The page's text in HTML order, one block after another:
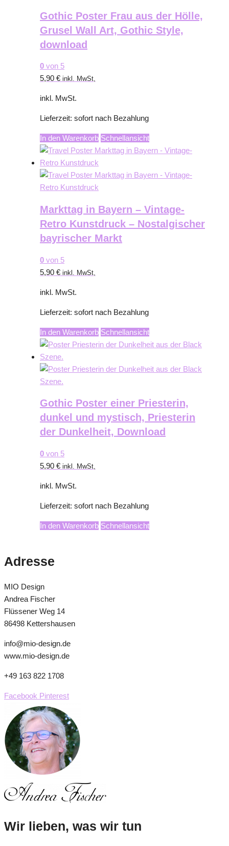
Gothic Poster Frau aus der Hölle,
Grusel Wall Art, Gothic Style,
download
0 von 5
5,90 € inkl. MwSt,
inkl. MwSt.
Lieferzeit: sofort nach Bezahlung
In den Warenkorb Schnellansicht
Markttag in Bayern – Vintage-
Retro Kunstdruck – Nostalgischer
bayrischer Markt
0 von 5
5,90 € inkl. MwSt,
inkl. MwSt.
Lieferzeit: sofort nach Bezahlung
In den Warenkorb Schnellansicht
Gothic Poster einer Priesterin,
dunkel und mystisch, Priesterin
der Dunkelheit, Download
0 von 5
5,90 € inkl. MwSt,
inkl. MwSt.
Lieferzeit: sofort nach Bezahlung
In den Warenkorb Schnellansicht
Adresse
MIO Design
Andrea Fischer
Flüssener Weg 14
86498 Kettershausen
info@mio-design.de
www.mio-design.de
+49 163 822 1708
Facebook Pinterest
Wir lieben, was wir tun